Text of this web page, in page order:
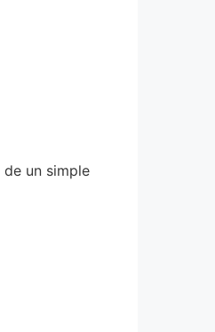
un simple